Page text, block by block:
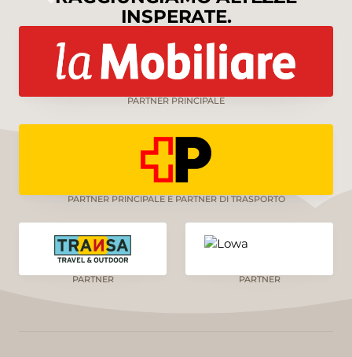
INSPERATE.
PARTNER PRINCIPALE
PARTNER PRINCIPALE E PARTNER DI TRASPORTO
PARTNER PARTNER